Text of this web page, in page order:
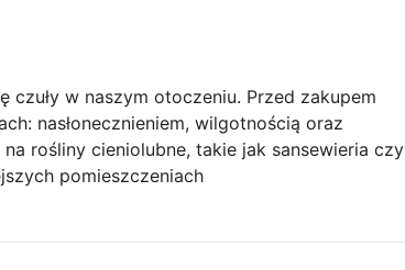
w naszym otoczeniu. Przed zakupem
nasłonecznieniem, wilgotnością oraz
rośliny cieniolubne, takie jak sansewieria czy
pomieszczeniach